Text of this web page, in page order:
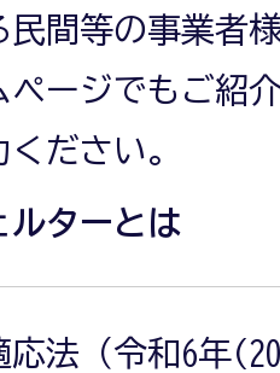
民間等の事業者
ページでもご紹
ださい。
ルターとは
応法（令和6年